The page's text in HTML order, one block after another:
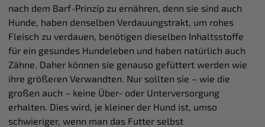
nach dem Barf-Prinzip zu ernähren, denn sie sind auch
Hunde, haben denselben Verdauungstrakt, um rohes
Fleisch zu verdauen, benötigen dieselben Inhaltsstoffe
für ein gesundes Hundeleben und haben natürlich auch
Zähne. Daher können sie genauso gefüttert werden wie
ihre größeren Verwandten. Nur sollten sie – wie die
großen auch – keine Über- oder Unterversorgung
erhalten. Dies wird, je kleiner der Hund ist, umso
schwieriger, wenn man das Futter selbst